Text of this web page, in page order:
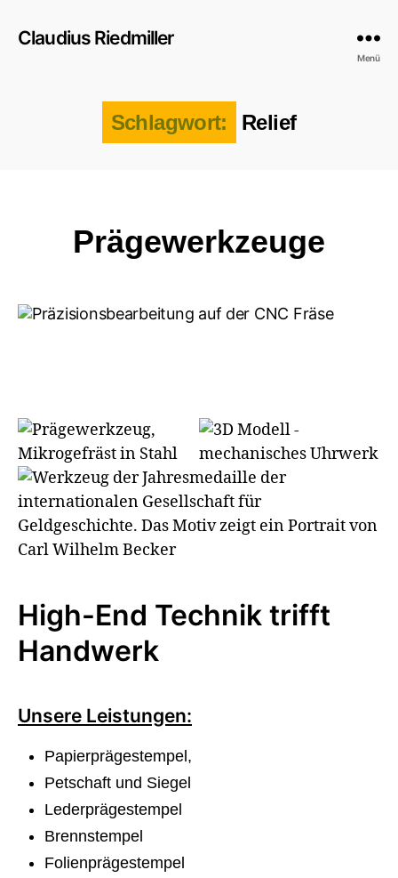
Claudius Riedmiller
Menü
Schlagwort: Relief
Kategorien
Prägewerkzeuge
High-End Technik trifft
Handwerk
Unsere Leistungen:
Papierprägestempel,
Petschaft und Siegel
Lederprägestempel
Brennstempel
Folienprägestempel